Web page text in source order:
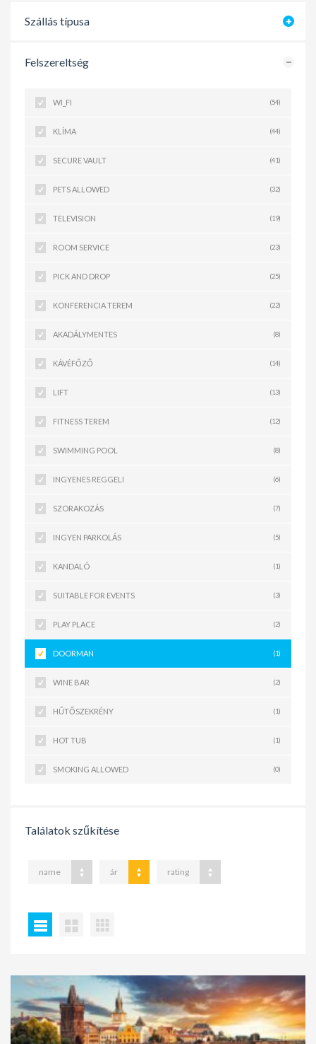
Szállás típusa
Felszereltség
WI_FI (54)
KLÍMA (44)
SECURE VAULT (41)
PETS ALLOWED (32)
TELEVISION (19)
ROOM SERVICE (23)
PICK AND DROP (25)
KONFERENCIA TEREM (22)
AKADÁLYMENTES (8)
KÁVÉFŐZŐ (14)
LIFT (13)
FITNESS TEREM (12)
SWIMMING POOL (8)
INGYENES REGGELI (6)
SZORAKOZÁS (7)
INGYEN PARKOLÁS (5)
KANDALÓ (1)
SUITABLE FOR EVENTS (3)
PLAY PLACE (2)
DOORMAN (1)
WINE BAR (2)
HŰTŐSZEKRÉNY (1)
HOT TUB (1)
SMOKING ALLOWED (0)
Találatok szűkítése
name ár rating